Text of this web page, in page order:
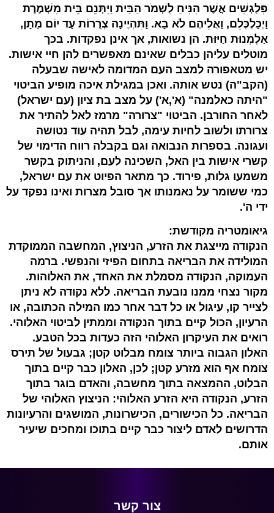
פִּלַגְשִׁים אֲשֶׁר הִנִּיחַ לִשְׁמֹר הַבַּיִת וַיִּתְּנֵם בֵּית מִשְׁמֶרֶת
וַיְכַלְכְּלֵם, וַאֲלֵיהֶם לֹא בָא. וַתִּהְיֶינָה צְרֻרוֹת עַד יוֹם מֻתָן,
אַלְמְנוּת חַיּוּת. הן נשואות, אך אינן נפקדות. בכך
מוטלים עליהן כבלים שאינם מאפשרים להן חיי אישות.
יש מטאפורה למצב העם המדומה לאישה שבעלה
(הקב"ה) נטש אותה. ואכן במגילת איכה מופיע הביטוי
"היתה כאלמנה" (א',א') על מצב בת ציון (עם ישראל)
לאחר החורבן. הביטוי "צרורה" מרמז לאל להתיר את
צרורתו ולשוב לחיות עימה, לבל תהיה עוד נטושה
ועגונה. בספרות הנבואה וגם בקבלה רווח הדימוי של
קשרי אישות בין האל, השכינה לעם, והניתוק בקשר
משמעו גלות, פירוד. כך מתאר הפיוט את עם ישראל,
כמי ששומר על נאמנותו אך סובל מצרות ואינו נפקד על
ידי ה'.
גיאומטריה מקודשת:
הנקודה מייצגת את הזרע, הניצוץ, המחשבה הממוקדת
המולידה את הבריאה בתחום הפיזי והנפשי. ברמה
העמוקה, הנקודה מסמלת את האחד, את האלוהות.
מקור נצחי ממנו נובעת הבריאה. ללא נקודה לא ניתן
לצייר קו, עיגול או כל דבר אחר כמו המילה הכתובה, או
הרעיון, הכול קיים בתוך הנקודה וממתין לביטוי האלוהי.
רואים את העיקרון האלוהי הזה כעדות בכל הטבע.
האלון הגבוה ביותר צומח מבלוט קטן; גבעול של תירס
צומח אף הוא מזרע קטן; לכן, האלון כבר קיים בתוך
הבלוט, ההמצאה בתוך מחשבה, והאדם בוגר בתוך
הזרע, הנקודה היא הזרע האלוהי: הניצוץ האלוהי של
הבריאה. כל הכישורים, הכישרונות, המושגים והרעיונות
הדרושים לאדם ליצור כבר קיים בתוכו ומחכים שיעיר
אותם.
צור קשר